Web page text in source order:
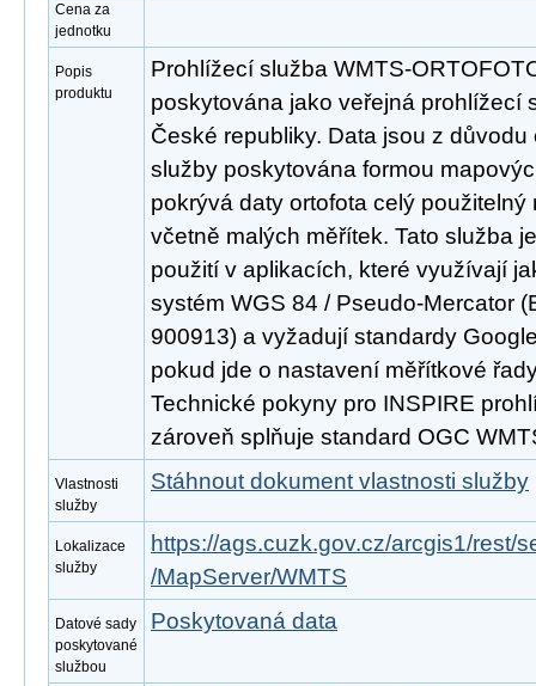
Cena za
jednotku
Popis
produktu
Prohlížecí služba WMTS-
poskytována jako veřejná prohlížecí
České republiky. Data jsou z
služby poskytována formou
pokrývá daty ortofota celý použitelný
včetně malých měřítek. Tato služba
použití v aplikacích, které využívají
systém WGS 84 / Pseudo-Mercator
900913) a vyžadují standardy
pokud jde o nastavení měřítkové
Technické pokyny pro INSPIRE
zároveň splňuje standard OGC
Vlastnosti
služby
Stáhnout dokument vlastnosti služby
Lokalizace
služby
https://ags.cuzk.gov.cz/arcgis1/rest/
/MapServer/WMTS
Datové sady
poskytované
službou
Poskytovaná data